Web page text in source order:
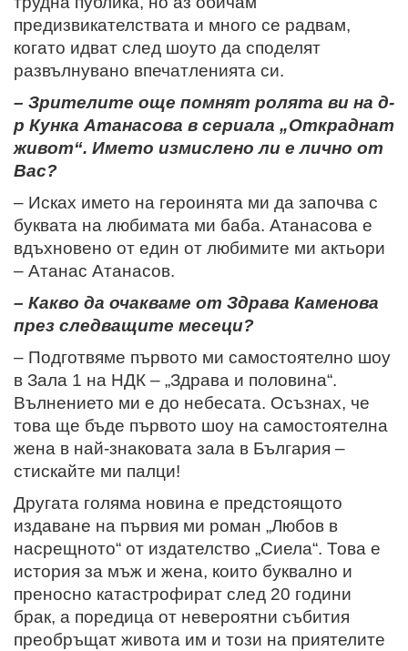
предизвикателствата и много се радвам,
когато идват след шоуто да споделят
развълнувано впечатленията си.
– Зрителите още помнят ролята ви на д-
р Кунка Атанасова в сериала „Откраднат
живот“. Името измислено ли е лично от
Вас?
– Исках името на героинята ми да започва с
буквата на любимата ми баба. Атанасова е
вдъхновено от един от любимите ми актьори
– Атанас Атанасов.
– Какво да очакваме от Здрава Каменова
през следващите месеци?
– Подготвяме първото ми самостоятелно шоу
в Зала 1 на НДК – „Здрава и половина“.
Вълнението ми е до небесата. Осъзнах, че
това ще бъде първото шоу на самостоятелна
жена в най-знаковата зала в България –
стискайте ми палци!
Другата голяма новина е предстоящото
издаване на първия ми роман „Любов в
насрещното“ от издателство „Сиела“. Това е
история за мъж и жена, които буквално и
преносно катастрофират след 20 години
брак, а поредица от невероятни събития
преобръщат живота им и този на приятелите